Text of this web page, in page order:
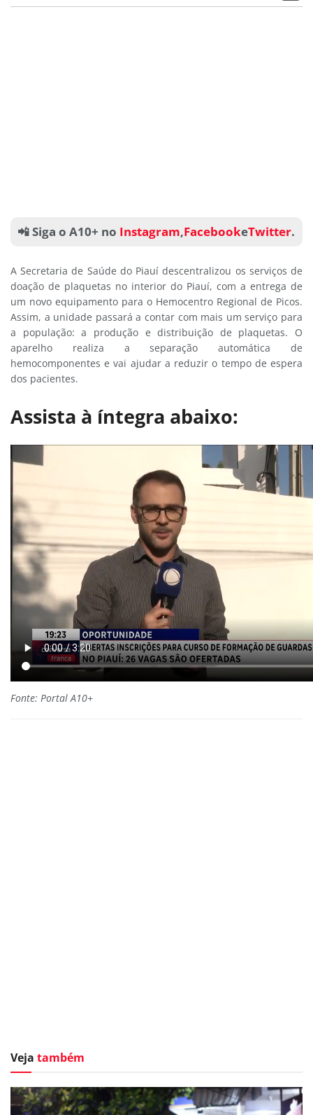
📲 Siga o A10+ no Instagram,FacebookeTwitter.
A Secretaria de Saúde do Piauí descentralizou os serviços de
doação de plaquetas no interior do Piauí, com a entrega de
um novo equipamento para o Hemocentro Regional de Picos.
Assim, a unidade passará a contar com mais um serviço para
a população: a produção e distribuição de plaquetas. O
aparelho realiza a separação automática de
hemocomponentes e vai ajudar a reduzir o tempo de espera
dos pacientes.
Assista à íntegra abaixo:
Fonte: Portal A10+
Veja também